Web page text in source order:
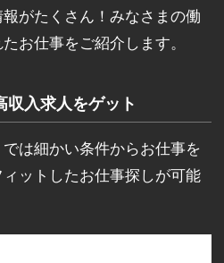
がたくさん！みなさまの働
お仕事をご紹介します。
収入求人をゲット
では細かい条件からお仕事を
ットしたお仕事探しが可能